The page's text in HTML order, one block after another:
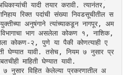
यादी तयार करावी. त्यानंतर,
रिक्त पदांची संख्या निवडसूचीतील स
अनुषंगाने त्यांच्याकडून नागपूर, अम
भाग असलेला कोकण १, नाशिक,
कोकण-२, पुणे या पैकी कोणत्याही ए
घेण्यात यावी. तसेच, नियम ७ नुसार प्र
माहिती घेण्यात यावी.
७ नुसार विहित केलेल्या प्रकरणातील अ